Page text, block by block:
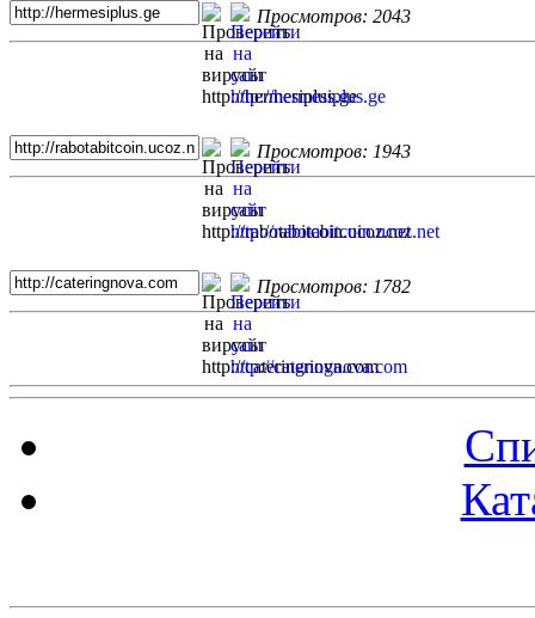
Просмотров: 2043
Просмотров: 1943
Просмотров: 1782